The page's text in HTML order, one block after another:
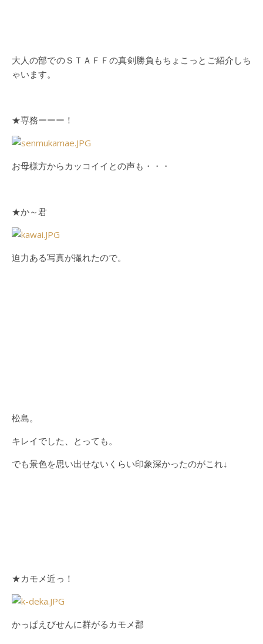
大人の部でのＳＴＡＦＦの真剣勝負もちょこっとご紹介しち
ゃいます。
★専務ーーー！
お母様方からカッコイイとの声も・・・
★か～君
迫力ある写真が撮れたので。
松島。
キレイでした、とっても。
でも景色を思い出せないくらい印象深かったのがこれ↓
★カモメ近っ！
かっぱえびせんに群がるカモメ郡